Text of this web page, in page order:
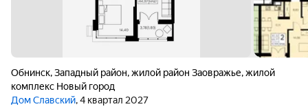
Обнинск,Западный район,жилой район Заовражье,жилой
комплекс Новый город
Дом Славский, 4 квартал 2027